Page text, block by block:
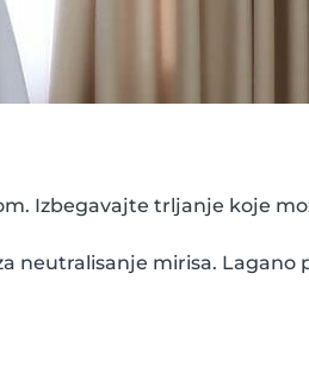
Izbegavajte trljanje koje
neutralisanje mirisa. Lagano